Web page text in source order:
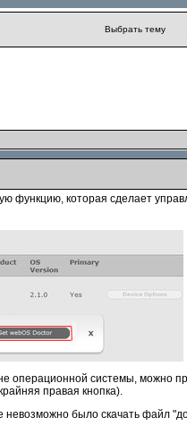
Выбрать тему
функцию, которая сделает
операционной системы, можно
правая кнопка).
невозможно было скачать файл